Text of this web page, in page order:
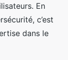
En
c’est
dans le